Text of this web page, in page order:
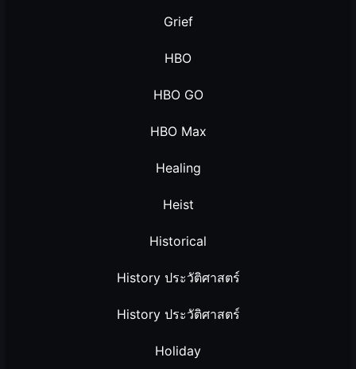
Grief
HBO
HBO GO
HBO Max
Healing
Heist
Historical
History ประวัติศาสตร์
History ประวัติศาสตร์
Holiday